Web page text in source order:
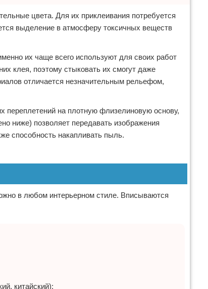
цвета. Для их приклеивания потребуется
выделение в атмосферу токсичных веществ
их чаще всего используют для своих работ
клея, поэтому стыковать их смогут даже
отличается незначительным рельефом,
переплетений на плотную флизелиновую основу,
ниже) позволяет передавать изображения
способность накапливать пыль.
в любом интерьерном стиле. Вписываются
китайский);